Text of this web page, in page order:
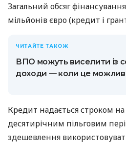
Загальний обсяг
мільйонів євро (кредит і
ЧИТАЙТЕ ТАКОЖ
ВПО можуть виселити із
доходи — коли це
Кредит надається строком на
десятирічним пільговим
здешевлення